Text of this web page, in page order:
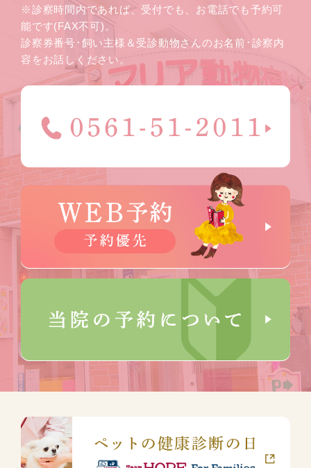
※診察時間内であれば、受付でも、お電話でも予約可
能です(FAX不可)。
診察券番号･飼い主様＆受診動物さんのお名前･診察内
容をお話しください。